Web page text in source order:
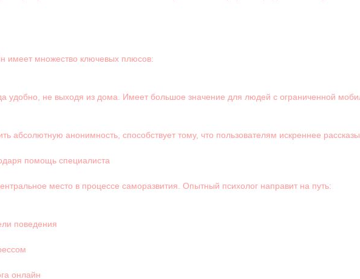
имеет множество ключевых плюсов:
удобно, не выходя из дома. Имеет большое значение для людей с ограниченной
абсолютную анонимность, способствует тому, что пользователям искреннее
помощь специалиста
место в процессе саморазвития. Опытный психолог направит на путь:
поведения
онлайн